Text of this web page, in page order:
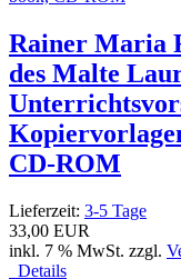
Rainer Maria
des Malte
CD-ROM
Lieferzeit: 3-5 Tage
33,00 EUR
inkl. 7 % MwSt. zzgl.
Details